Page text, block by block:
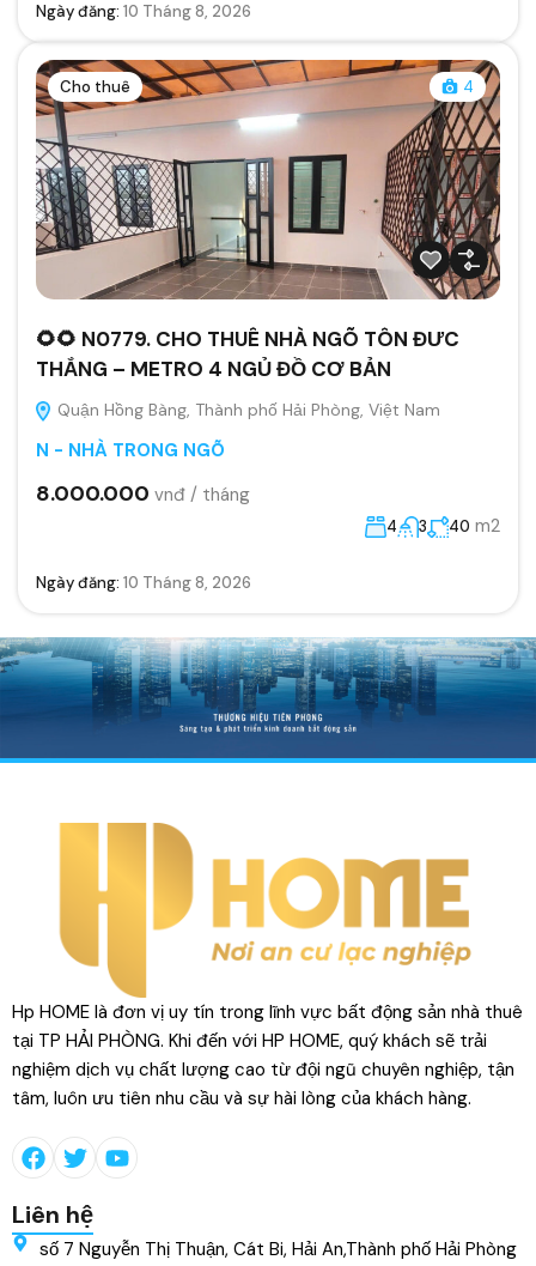
Ngày đăng: 10 Tháng 8, 2026
Cho thuê 4
🌻🌻 N0779. CHO THUÊ NHÀ NGÕ TÔN ĐƯC
THẮNG – METRO 4 NGỦ ĐỒ CƠ BẢN
Quận Hồng Bàng, Thành phố Hải Phòng, Việt Nam
N - NHÀ TRONG NGÕ
8.000.000 vnđ / tháng
4 3 40 m2
Ngày đăng: 10 Tháng 8, 2026
Hp HOME là đơn vị uy tín trong lĩnh vực bất động sản nhà thuê
tại TP HẢI PHÒNG. Khi đến với HP HOME, quý khách sẽ trải
nghiệm dịch vụ chất lượng cao từ đội ngũ chuyên nghiệp, tận
tâm, luôn ưu tiên nhu cầu và sự hài lòng của khách hàng.
Liên hệ
số 7 Nguyễn Thị Thuận, Cát Bi, Hải An,Thành phố Hải Phòng